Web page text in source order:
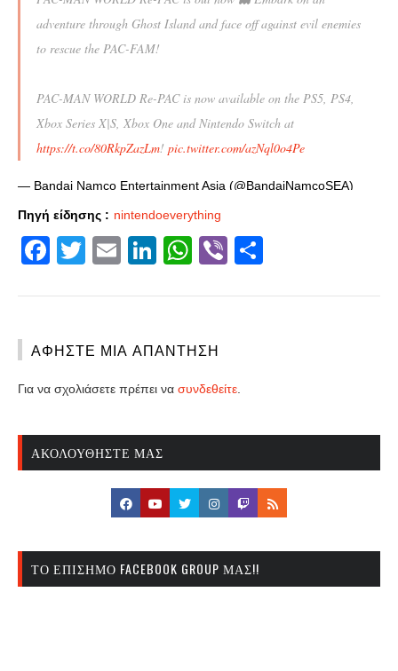
adventure through Ghost Island and face off against evil enemies
to rescue the PAC-FAM!
PAC-MAN WORLD Re-PAC is now available on the PS5, PS4,
Xbox Series X|S, Xbox One and Nintendo Switch at
https://t.co/80RkpZazLm! pic.twitter.com/azNql0o4Pe
— Bandai Namco Entertainment Asia (@BandaiNamcoSEA)
Πηγή είδησης : nintendoeverything
Facebook
Twitter
EmailLinkedIn
WhatsApp
Viber
ΑΦΉΣΤΕ ΜΙΑ ΑΠΆΝΤΗΣΗ
Για να σχολιάσετε πρέπει να συνδεθείτε
ΑΚΟΛΟΥΘΉΣΤΕ ΜΑΣ
ΤΟ ΕΠΊΣΗΜΟ FACEBOOK GROUP ΜΑΣ!!